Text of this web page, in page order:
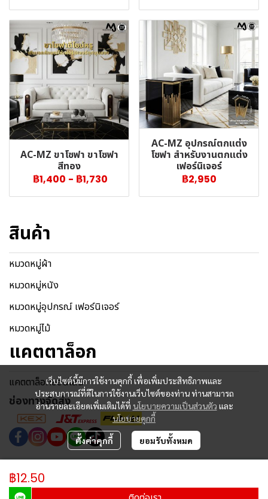
AC-MZ ขาโซฟา ขาโซฟา
สีทอง
฿1,400 - ฿1,730
AC-MZ อุปกรณ์ตกแต่ง
โซฟา สำหรับงานตกแต่ง
เฟอร์นิเจอร์
฿2,950
฿12.50
เว็บไซต์นี้มีการใช้งานคุกกี้ เพื่อเพิ่มประสิทธิภาพและ
ประสบการณ์ที่ดีในการใช้งานเว็บไซต์ของท่าน ท่านสามารถ
อ่านรายละเอียดเพิ่มเติมได้ที่ นโยบายความเป็นส่วนตัว และ
นโยบายคุกกี้
ตั้งค่าคุกกี้ ยอมรับทั้งหมด
สินค้า
หมวดหมู่ผ้า
หมวดหมู่หนัง
หมวดหมู่อุปกรณ์ เฟอร์นิเจอร์
หมวดหมู่ไม้
แคตตาล็อก
แคตตาล็อกออนไลน์
ช่องทางจัดส่ง
ผู้เข้าชมวันนี้270